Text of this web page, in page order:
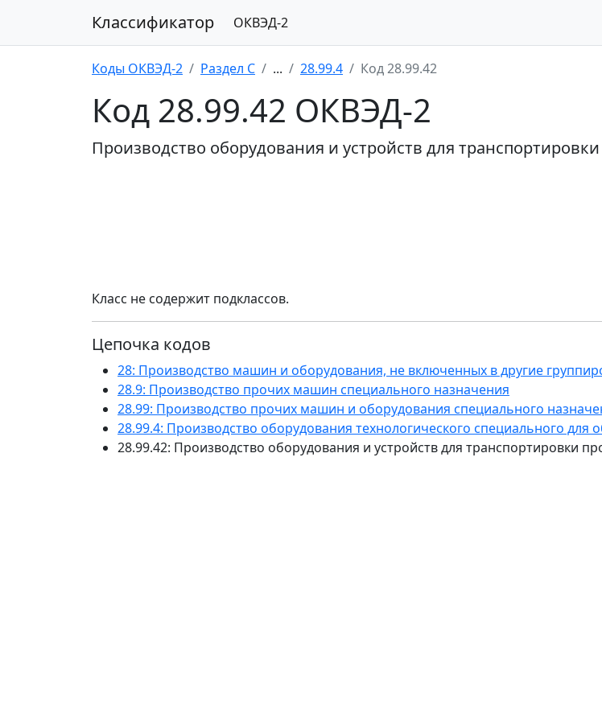
Классификатор ОКВЭД-2
Коды ОКВЭД-2 Раздел C ... 28.99.4 Код 28.99.42
Код 28.99.42 ОКВЭД-2
Производство оборудования и устройств для
Класс не содержит подклассов.
Цепочка кодов
28: Производство машин и оборудования, не включенных в другие
28.9: Производство прочих машин специального назначения
28.99: Производство прочих машин и оборудования специального
28.99.4: Производство оборудования технологического специального для
28.99.42: Производство оборудования и устройств для транспортировки